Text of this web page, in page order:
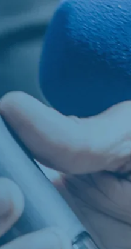
Contactos PT